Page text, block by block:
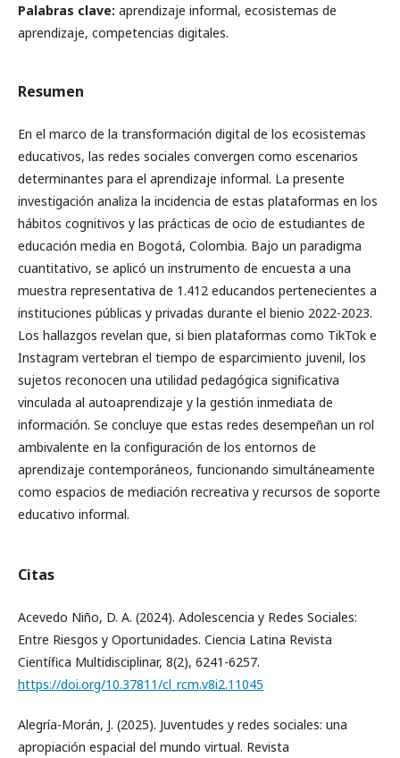
Palabras clave: aprendizaje informal, ecosistemas de
aprendizaje, competencias digitales.
Resumen
En el marco de la transformación digital de los ecosistemas
educativos, las redes sociales convergen como escenarios
determinantes para el aprendizaje informal. La presente
investigación analiza la incidencia de estas plataformas en los
hábitos cognitivos y las prácticas de ocio de estudiantes de
educación media en Bogotá, Colombia. Bajo un paradigma
cuantitativo, se aplicó un instrumento de encuesta a una
muestra representativa de 1.412 educandos pertenecientes a
instituciones públicas y privadas durante el bienio 2022-2023.
Los hallazgos revelan que, si bien plataformas como TikTok e
Instagram vertebran el tiempo de esparcimiento juvenil, los
sujetos reconocen una utilidad pedagógica significativa
vinculada al autoaprendizaje y la gestión inmediata de
información. Se concluye que estas redes desempeñan un rol
ambivalente en la configuración de los entornos de
aprendizaje contemporáneos, funcionando simultáneamente
como espacios de mediación recreativa y recursos de soporte
educativo informal.
Citas
Acevedo Niño, D. A. (2024). Adolescencia y Redes Sociales:
Entre Riesgos y Oportunidades. Ciencia Latina Revista
Científica Multidisciplinar, 8(2), 6241-6257.
https://doi.org/10.37811/cl_rcm.v8i2.11045
Alegría-Morán, J. (2025). Juventudes y redes sociales: una
apropiación espacial del mundo virtual. Revista